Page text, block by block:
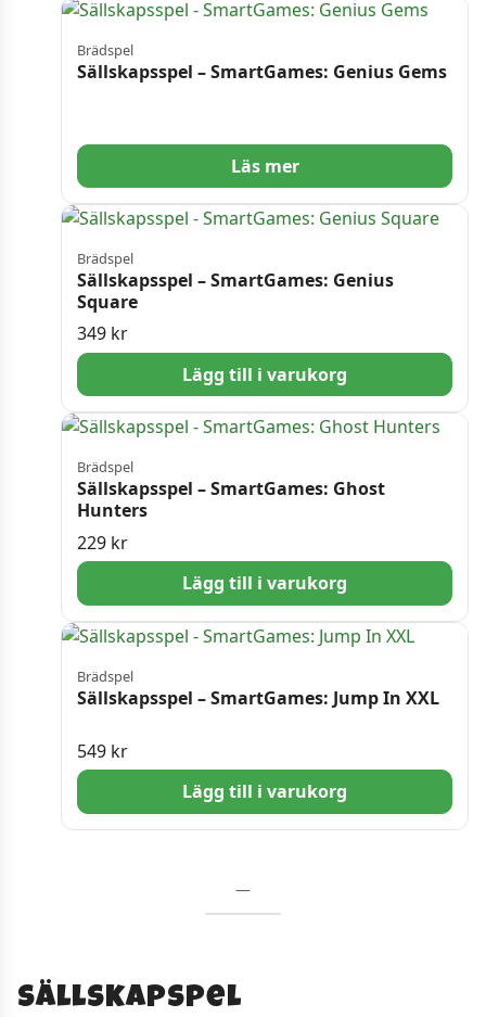
Brädspel
Sällskapsspel – SmartGames: Genius Gems
Läs mer
Brädspel
Sällskapsspel – SmartGames: Genius
Square
349 kr
Lägg till i varukorg
Brädspel
Sällskapsspel – SmartGames: Ghost
Hunters
229 kr
Lägg till i varukorg
Brädspel
Sällskapsspel – SmartGames: Jump In XXL
549 kr
Lägg till i varukorg
—
Sällskapspel